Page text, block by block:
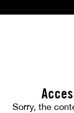
Sorry, the